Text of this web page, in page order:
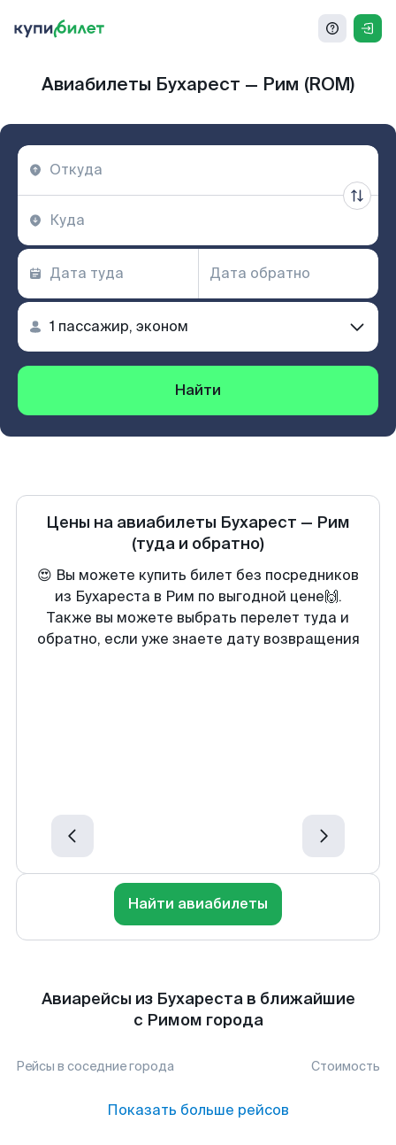
Авиабилеты Бухарест — Рим (ROM)
Найти
Цены на авиабилеты Бухарест — Рим
(туда и обратно)
😍 Вы можете купить билет без посредников
из Бухареста в Рим по выгодной цене🙌.
Также вы можете выбрать перелет туда и
обратно, если уже знаете дату возвращения
Найти авиабилеты
Авиарейсы из Бухареста в ближайшие
с Римом города
Рейсы в соседние города Стоимость
Показать больше рейсов